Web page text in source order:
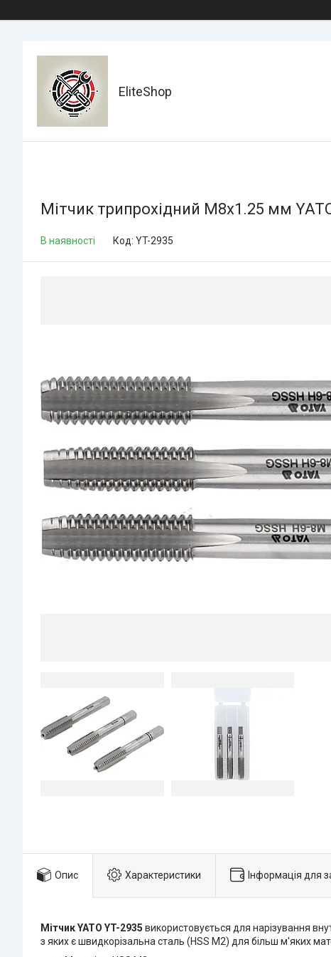
EliteShop
Мітчик трипрохідний М8х1.25 мм
В наявності Код: YT-2935
Опис Характеристики Інформація для
Мітчик YATO YT-2935 використовується для нарізування
з яких є швидкорізальна сталь (HSS M2) для більш м'яких